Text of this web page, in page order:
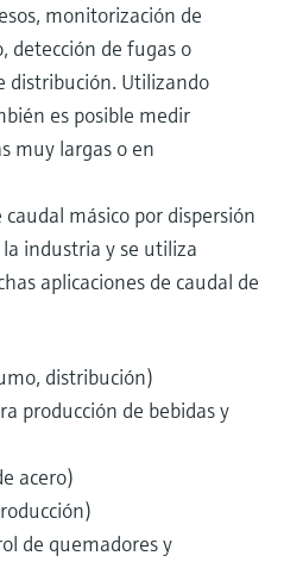
monitorización de
detección de fugas o
distribución. Utilizando
es posible medir
muy largas o en
másico por dispersión
industria y se utiliza
aplicaciones de caudal de
distribución)
producción de bebidas y
acero)
de quemadores y